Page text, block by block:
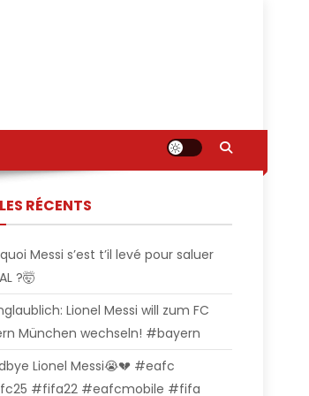
RÉCENTS
Messi s’est t’il levé pour saluer
?🤯
Lionel Messi will zum FC
München wechseln! #bayern
Lionel Messi😭💔 #eafc
#fifa22 #eafcmobile #fifa